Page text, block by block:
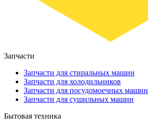
Запчасти
Запчасти для стиральных машин
Запчасти для холодильников
Запчасти для посудомоечных машин
Запчасти для сушильных машин
Бытовая техника